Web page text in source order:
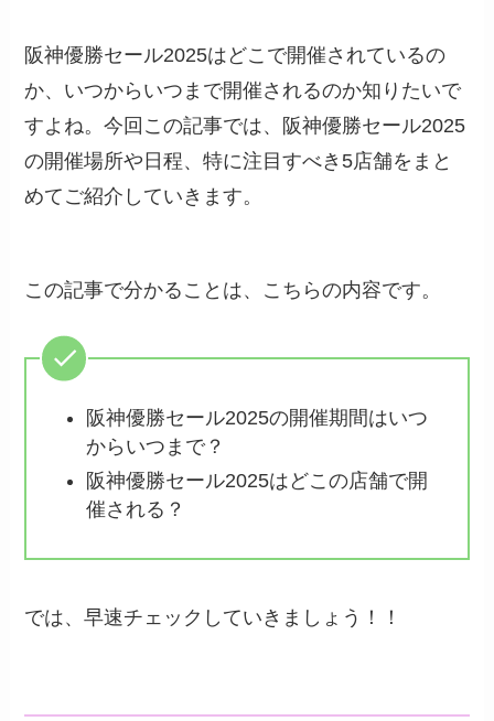
阪神優勝セール2025はどこで開催されているの
か、いつからいつまで開催されるのか知りたいで
すよね。今回この記事では、阪神優勝セール2025
の開催場所や日程、特に注目すべき5店舗をまと
めてご紹介していきます。
この記事で分かることは、こちらの内容です。
阪神優勝セール2025の開催期間はいつ
からいつまで？
阪神優勝セール2025はどこの店舗で開
催される？
では、早速チェックしていきましょう！！